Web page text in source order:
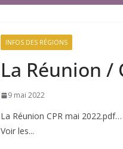
INFOS DES RÉGIONS
La Réunion /
9 mai 2022
La Réunion CPR mai
Voir les...